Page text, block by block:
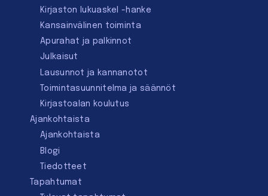
Kirjaston lukuaskel -hanke
Kansainvälinen toiminta
Apurahat ja palkinnot
Julkaisut
Lausunnot ja kannanotot
Toimintasuunnitelma ja säännöt
Kirjastoalan koulutus
Ajankohtaista
Ajankohtaista
Blogi
Tiedotteet
Tapahtumat